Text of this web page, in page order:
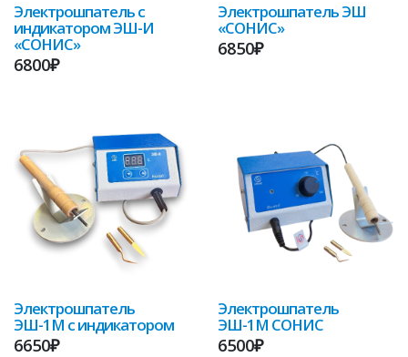
Электрошпатель с
индикатором ЭШ-И
«СОНИС»
6800₽
Электрошпатель ЭШ
«СОНИС»
6850₽
Электрошпатель
ЭШ-1М с индикатором
6650₽
Электрошпатель
ЭШ-1М СОНИС
6500₽